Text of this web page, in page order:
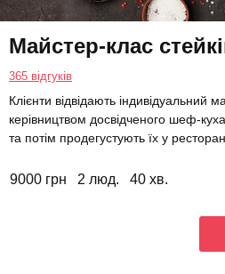
Майстер-клас
365 відгуків
Клієнти відвідають індивідуальний
керівництвом досвідченого шеф-
та потім продегустують їх у
9000 грн 2 люд. 40 хв.